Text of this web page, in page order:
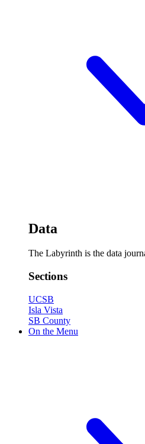
Data
The Labyrinth is the data
Sections
UCSB
Isla Vista
SB County
On the Menu